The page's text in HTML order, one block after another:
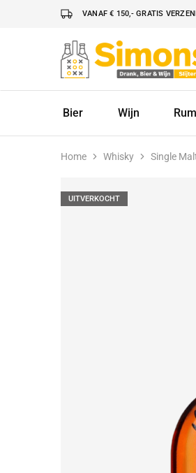
VANAF € 150,- GRATIS
Simonsdrank.nl
Drank,
Bier
Bier
Wijn Rum
Home Whisky Single
UITVERKOCHT